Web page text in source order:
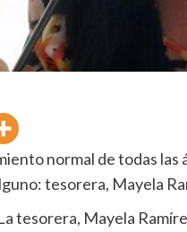
normal de todas
tesorera, Mayela
tesorera, Mayela